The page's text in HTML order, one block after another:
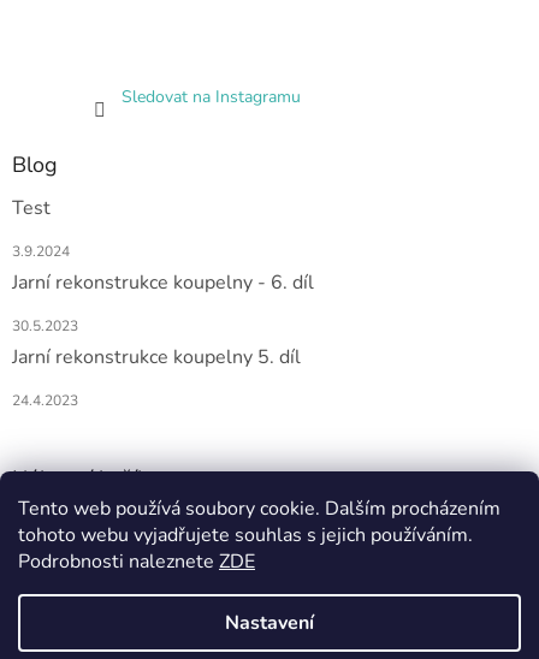
Tento web používá soubory cookie. Dalším procházením
tohoto webu vyjadřujete souhlas s jejich používáním.
Podrobnosti naleznete ZDE
Nastavení
Sledovat na Instagramu
Blog
Test
3.9.2024
Jarní rekonstrukce koupelny - 6. díl
30.5.2023
Jarní rekonstrukce koupelny 5. díl
24.4.2023
Nákupní košík
0KS /0 KČ
Vytvořil Shoptet